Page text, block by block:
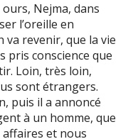
Nejma, dans
l’oreille en
va revenir, que la vie
pris conscience que
Loin, très loin,
sont étrangers.
puis il a annoncé
à un homme, que
et nous